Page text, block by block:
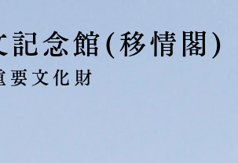
記念館(移情閣)
要文化財